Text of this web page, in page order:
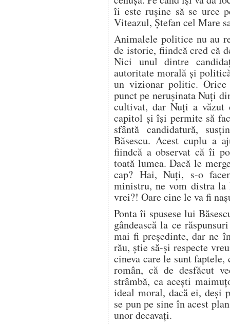
îi este ruşine să se urce
Viteazul, Ştefan cel Mare
Animalele politice nu au
de istorie, fiindcă cred că
Nici unul dintre
autoritate morală şi
un vizionar politic. Orice
punct pe neruşinata Nuţi
cultivat, dar Nuţi a văzut
capitol şi îşi permite să
sfântă candidatură,
Băsescu. Acest cuplu a
fiindcă a observat că îi
toată lumea. Dacă le
cap? Hai, Nuţi, s-o
ministru, ne vom distra la
vrei?! Oare cine le va fi
Ponta îi spusese lui
gândească la ce
mai fi preşedinte, dar ne
rău, ştie să-şi respecte
cineva care le sunt
român, că de desfăcut
strâmbă, ca aceşti
ideal moral, dacă ei, deşi
se pun pe sine în acest
unor decavaţi.